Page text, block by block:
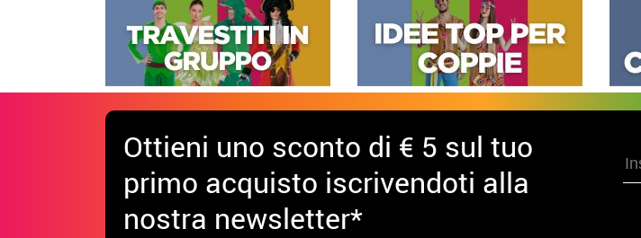
Ottieni uno sconto di € 5 sul tuo
primo acquisto iscrivendoti alla
nostra newsletter*